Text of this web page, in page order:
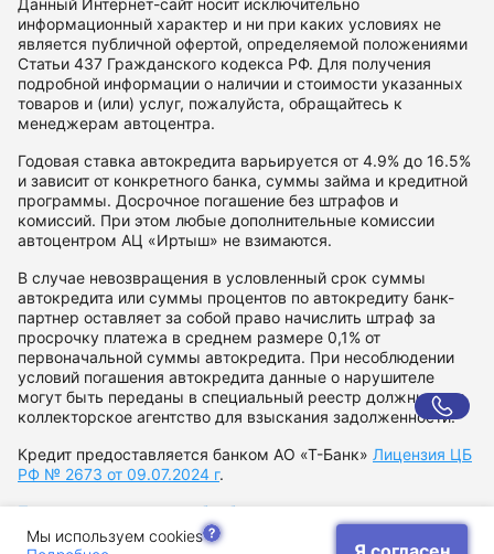
информационный характер и ни при каких условиях не
является публичной офертой, определяемой положениями
Статьи 437 Гражданского кодекса РФ. Для получения
подробной информации о наличии и стоимости указанных
товаров и (или) услуг, пожалуйста, обращайтесь к
менеджерам автоцентра.
Годовая ставка автокредита варьируется от 4.9% до 16.5%
и зависит от конкретного банка, суммы займа и кредитной
программы. Досрочное погашение без штрафов и
комиссий. При этом любые дополнительные комиссии
автоцентром АЦ «Иртыш» не взимаются.
В случае невозвращения в условленный срок суммы
автокредита или суммы процентов по автокредиту банк-
партнер оставляет за собой право начислить штраф за
просрочку платежа в среднем размере 0,1% от
первоначальной суммы автокредита. При несоблюдении
условий погашения автокредита данные о нарушителе
могут быть переданы в специальный реестр должников и
коллекторское агентство для взыскания задолженности.
Кредит предоставляется банком АО «Т-Банк» Лицензия ЦБ
РФ № 2673 от 09.07.2024 г.
Политика в отношении обработки персональных данных
Согласие на рекламную рассылку
Мы используем cookies